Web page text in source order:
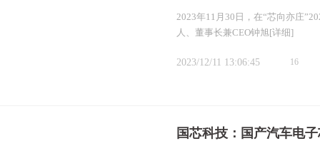
2023年11月30日，在“芯向亦庄
人、董事长兼CEO钟旭[详细]
2023/12/11 13:06:45 16
国芯科技：国产汽车电